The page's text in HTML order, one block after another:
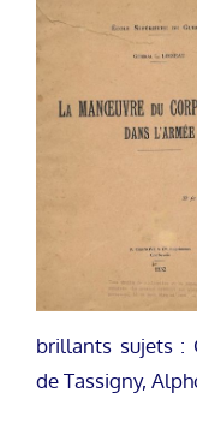
brillants sujets :
de Tassigny,